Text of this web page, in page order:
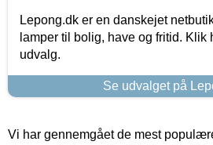
Lepong.dk er en danskejet
lamper til bolig, have og fritid. Klik
udvalg.
Se udvalget på
Vi har gennemgået de mest